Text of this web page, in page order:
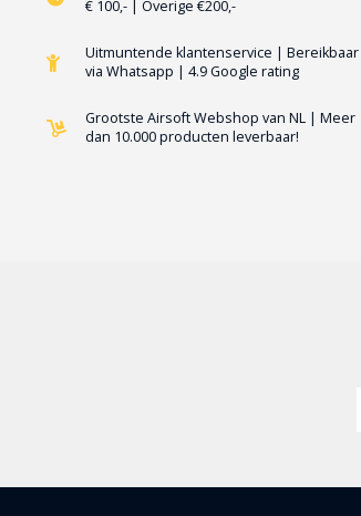
€ 100,- | Overige €200,-
Uitmuntende klantenservice | Bereikbaar
via Whatsapp | 4.9 Google rating
Grootste Airsoft Webshop van NL | Meer
dan 10.000 producten leverbaar!